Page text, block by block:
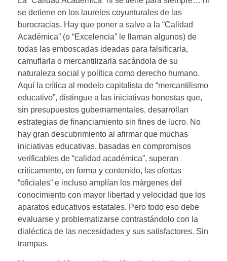
se detiene en los laureles coyunturales de las
burocracias. Hay que poner a salvo a la “Calidad
Académica” (o “Excelencia” le llaman algunos) de
todas las emboscadas ideadas para falsificarla,
camuflarla o mercantilizarla sacándola de su
naturaleza social y política como derecho humano.
Aquí la crítica al modelo capitalista de “mercantilismo
educativo”, distingue a las iniciativas honestas que,
sin presupuestos gubernamentales, desarrollan
estrategias de financiamiento sin fines de lucro. No
hay gran descubrimiento al afirmar que muchas
iniciativas educativas, basadas en compromisos
verificables de “calidad académica”, superan
críticamente, en forma y contenido, las ofertas
“oficiales” e incluso amplían los márgenes del
conocimiento con mayor libertad y velocidad que los
aparatos educativos estatales. Pero todo eso debe
evaluarse y problematizarse contrastándolo con la
dialéctica de las necesidades y sus satisfactores. Sin
trampas.